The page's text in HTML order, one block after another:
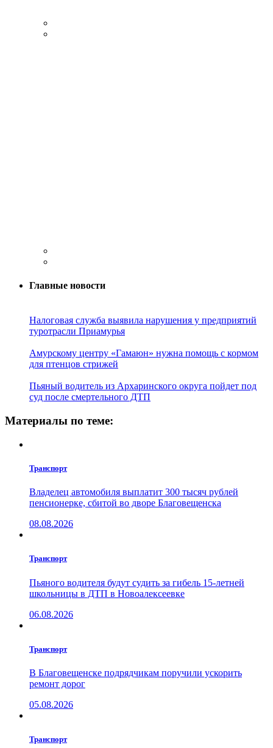
Главные новости
Налоговая служба выявила нарушения у предприятий
туротрасли Приамурья
Амурскому центру «Гамаюн» нужна помощь с кормом
для птенцов стрижей
Пьяный водитель из Архаринского округа пойдет под
суд после смертельного ДТП
Материалы по теме:
Транспорт
Владелец автомобиля выплатит 300 тысяч рублей
пенсионерке, сбитой во дворе Благовещенска
08.08.2026
Транспорт
Пьяного водителя будут судить за гибель 15-летней
школьницы в ДТП в Новоалексеевке
06.08.2026
Транспорт
В Благовещенске подрядчикам поручили ускорить
ремонт дорог
05.08.2026
Транспорт